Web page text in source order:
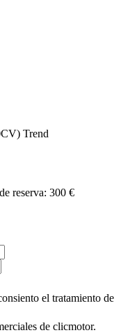
reserva: 300 €
el tratamiento de
de clicmotor.